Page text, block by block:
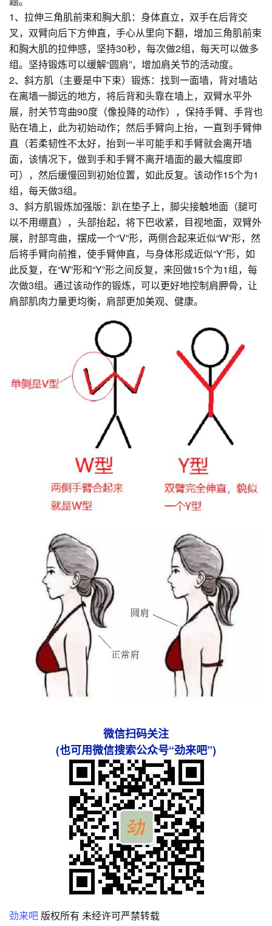
1、拉伸三角肌前束和胸大肌：身体直立，双手在后背交
叉，双臂向后下方伸直，手心从里向下翻，增加三角肌前束
和胸大肌的拉伸感，坚持30秒，每次做2组，每天可以做多
组。坚持锻炼可以缓解“圆肩”，增加肩关节的活动度。
2、斜方肌（主要是中下束）锻炼：找到一面墙，背对墙站
在离墙一脚远的地方，将后背和头靠在墙上，双臂水平外
展，肘关节弯曲90度（像投降的动作），保持手臂、手背也
贴在墙上，此为初始动作；然后手臂向上抬，一直到手臂伸
直（若柔韧性不太好，抬到一半可能手和手臂就会离开墙
面，该情况下，做到手和手臂不离开墙面的最大幅度即
可），然后缓慢回到初始位置，如此反复。该动作15个为1
组，每天做3组。
3、斜方肌锻炼加强版：趴在垫子上，脚尖接触地面（腿可
以不用绷直），头部抬起，将下巴收紧，目视地面，双臂外
展，肘部弯曲，摆成一个“V”形，两侧合起来近似“W”形，然
后将手臂向前推，使手臂伸直，与身体形成近似“Y”形，如
此反复，在“W”形和“Y”形之间反复，来回做15个为1组，每
次做3组。通过该动作的锻炼，可以更好地控制肩胛骨，让
肩部肌肉力量更均衡，肩部更加美观、健康。
微信扫码关注
(也可用微信搜索公众号“劲来吧”)
劲来吧 版权所有 未经许可严禁转载